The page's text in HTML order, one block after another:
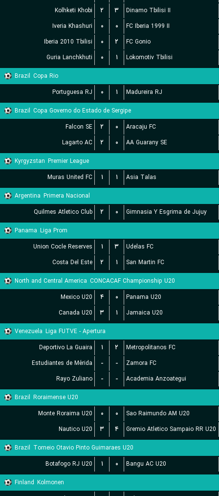
Kolhketi Khobi
۲ ۳
Dinamo Tbilisi II
Iveria Khashuri
۰ ۰
FC Iberia 1999 II
Iberia 2010 Tbilisi
۰ ۲
FC Gonio
Guria Lanchkhuti
۰ ۱
Lokomotiv Tbilisi
Brazil Copa Rio
Portuguesa RJ
۰ ۱
Madureira RJ
Brazil Copa Governo do Estado de Sergipe
Falcon SE
۲ ۰
Aracaju FC
Lagarto AC
۲ ۰
AA Guarany SE
Kyrgyzstan Premier League
Muras United FC
۱ ۱
Asia Talas
Argentina Primera Nacional
Quilmes Atletico Club
۲ ۰
Gimnasia Y Esgrima de Jujuy
Panama Liga Prom
Union Cocle Reserves
۱ ۳
Udelas FC
Costa Del Este
۲ ۱
San Martin FC
North and Central America CONCACAF Championship U20
Mexico U20
۴ ۰
Panama U20
Canada U20
۳ ۱
Jamaica U20
Venezuela Liga FUTVE - Apertura
Deportivo La Guaira
۱ ۲
Metropolitanos FC
Estudiantes de Mérida
- -
Zamora FC
Rayo Zuliano
- -
Academia Anzoategui
Brazil Roraimense U20
Monte Roraima U20
۰ ۰
Sao Raimundo AM U20
Nautico U20
۳ ۴
Gremio Atletico Sampaio RR U20
Brazil Torneio Otavio Pinto Guimaraes U20
Botafogo RJ U20
۱ ۰
Bangu AC U20
Finland Kolmonen